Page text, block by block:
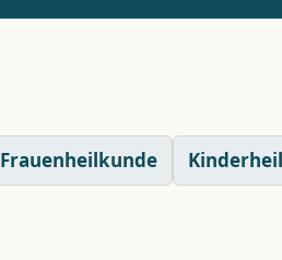
Frauenheilkunde